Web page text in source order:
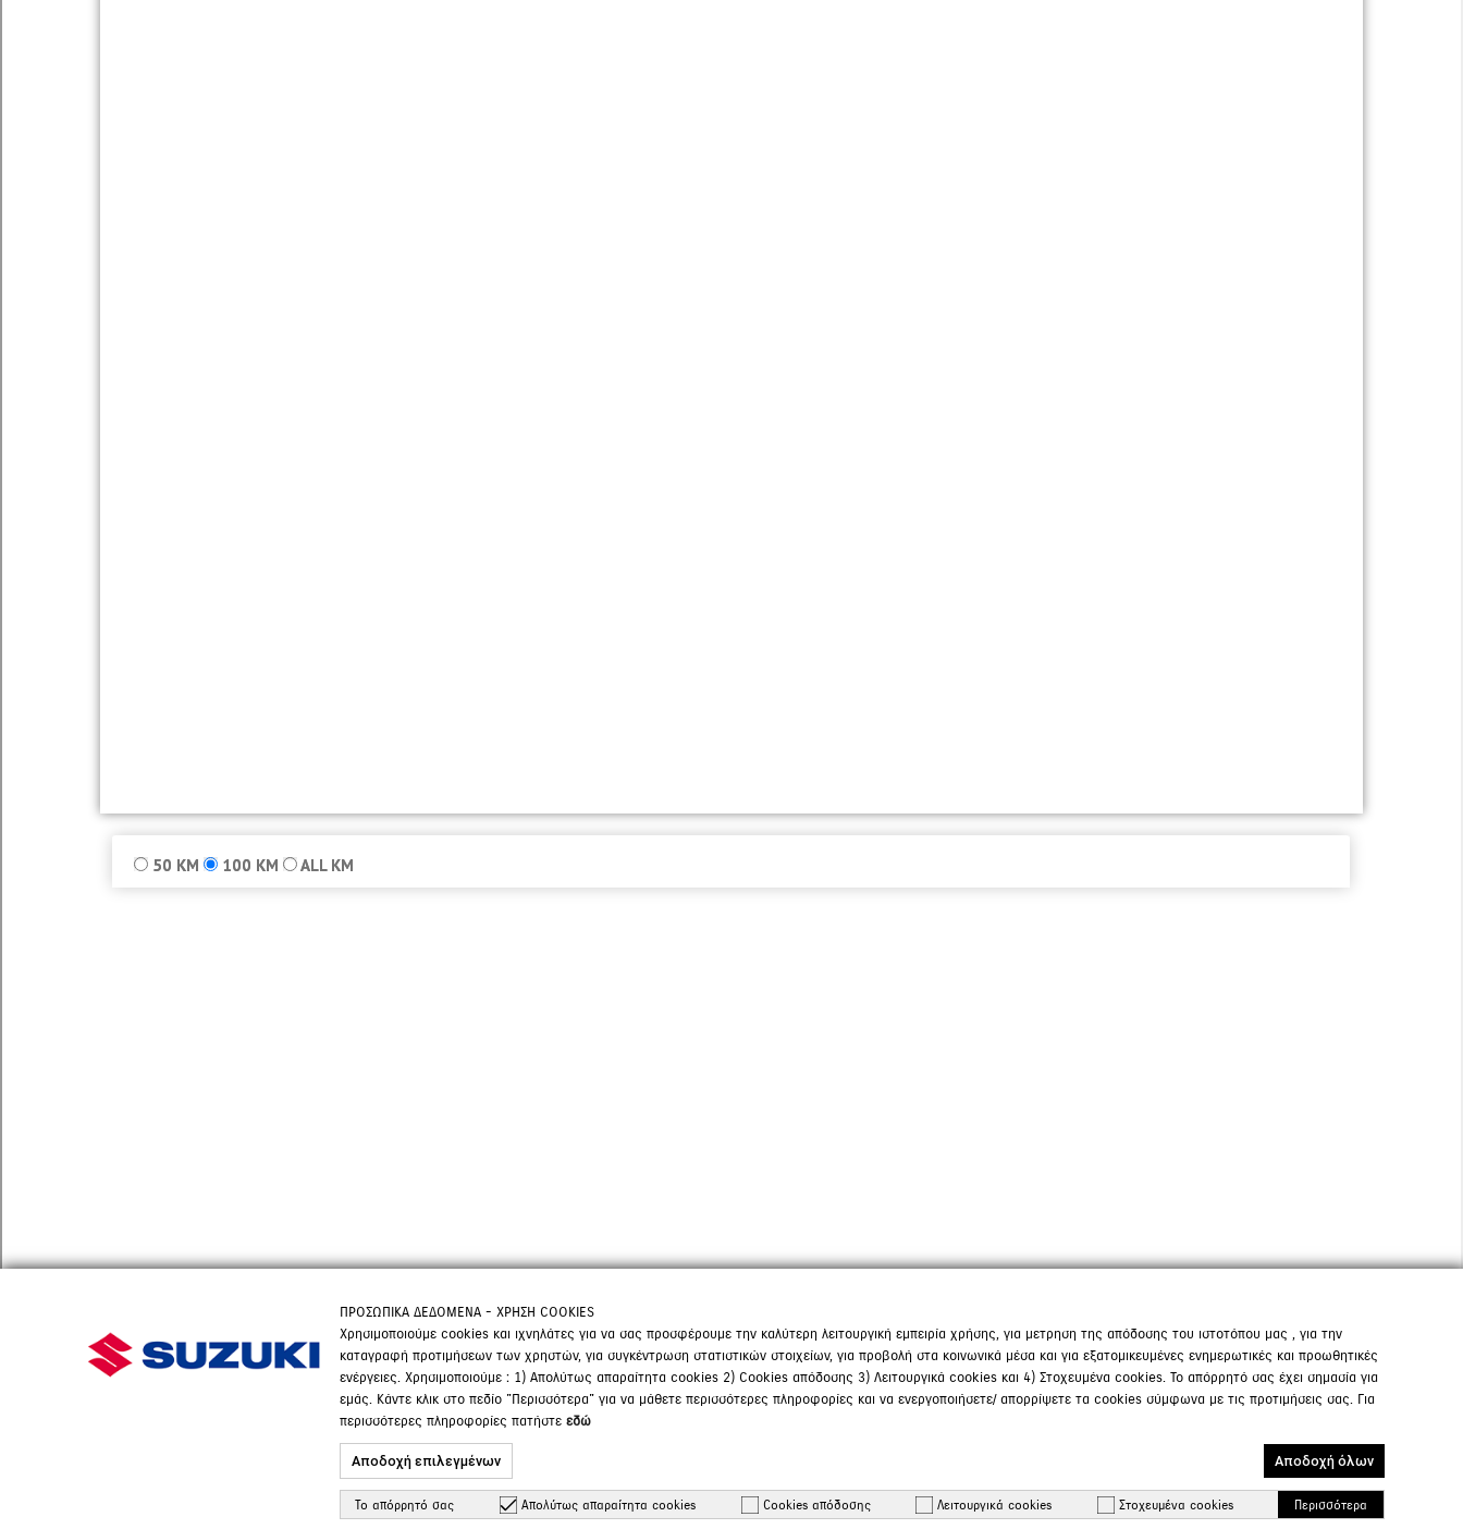
ΠΡΟΣΩΠΙΚΑ ΔΕΔΟΜΕΝΑ - ΧΡΗΣΗ COOKIES
Χρησιμοποιούμε cookies και ιχνηλάτες για να σας προσφέρουμε την καλύτερη λειτουργική εμπειρία χρήσης, για μετρηση της απόδοσης του ιστοτόπου μας , για την
καταγραφή προτιμήσεων των χρηστών, για συγκέντρωση στατιστικών στοιχείων, για προβολή στα κοινωνικά μέσα και για εξατομικευμένες ενημερωτικές και προωθητικές
ενέργειες. Χρησιμοποιούμε : 1) Απολύτως απαραίτητα cookies 2) Cookies απόδοσης 3) Λειτουργικά cookies και 4) Στοχευμένα cookies. Το απόρρητό σας έχει σημασία για
εμάς. Κάντε κλικ στο πεδίο "Περισσότερα" για να μάθετε περισσότερες πληροφορίες και να ενεργοποιήσετε/ απορρίψετε τα cookies σύμφωνα με τις προτιμήσεις σας. Για
περισσότερες πληροφορίες πατήστε εδώ
Αποδοχή επιλεγμένων Αποδοχή όλων
Το απόρρητό σας Απολύτως απαραίτητα cookies Cookies απόδοσης Λειτουργικά cookies Στοχευμένα cookies Περισσότερα